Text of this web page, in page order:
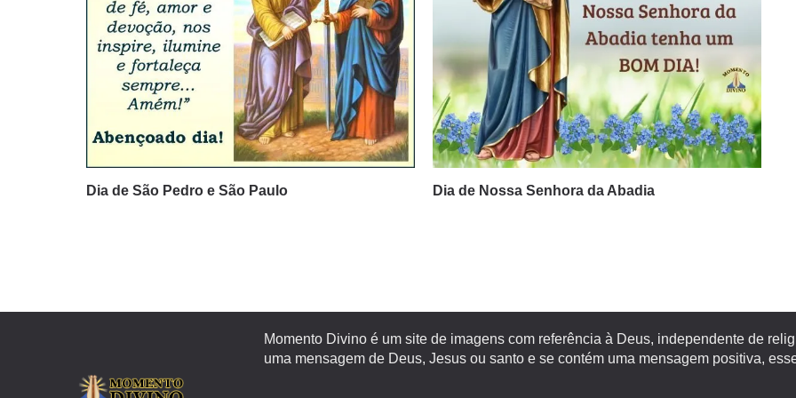
Dia de São Pedro e São Paulo Dia de Nossa Senhora da Abadia
Momento Divino é um site de imagens com referência à Deus, independente de
uma mensagem de Deus, Jesus ou santo e se contém uma mensagem positiva,